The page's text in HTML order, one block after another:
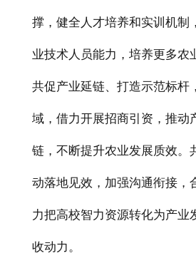
撑，健全人才培养和实训机制
业技术人员能力，培养更多农
共促产业延链、打造示范标杆
域，借力开展招商引资，推动
链，不断提升农业发展质效。
动落地见效，加强沟通衔接，
力把高校智力资源转化为产业
收动力。